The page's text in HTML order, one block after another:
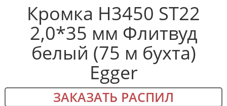
Кромка H3450 ST22
2,0*35 мм Флитвуд
белый (75 м бухта)
Egger
ЗАКАЗАТЬ РАСПИЛ